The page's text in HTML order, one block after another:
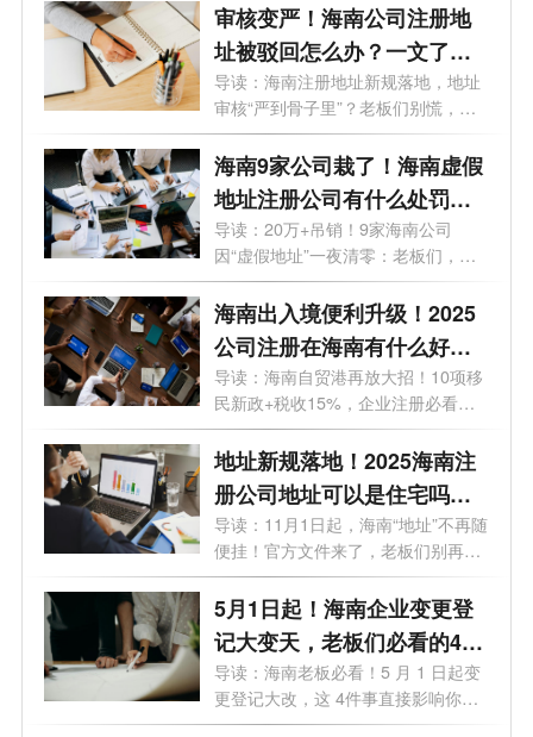
审核变严！海南公司注册地
址被驳回怎么办？一文了解
+避坑指南
导读：海南注册地址新规落地，地址
审核“严到骨子里”？老板们别慌，合
规...
海南9家公司栽了！海南虚假
地址注册公司有什么处罚？
一文了解
导读：20万+吊销！9家海南公司
因“虚假地址”一夜清零：老板们，注
册地址...
海南出入境便利升级！2025
公司注册在海南有什么好
处？一文了解
导读：海南自贸港再放大招！10项移
民新政+税收15%，企业注册必看攻
略！最近...
地址新规落地！2025海南注
册公司地址可以是住宅吗？
一文了解
导读：11月1日起，海南“地址”不再随
便挂！官方文件来了，老板们别再嫌
贵...
5月1日起！海南企业变更登
记大变天，老板们必看的4个
关键影响
导读：海南老板必看！5 月 1 日起变
更登记大改，这 4件事直接影响你的
钱袋...